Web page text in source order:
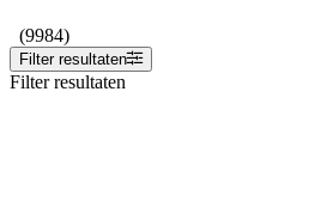
(9984)
Filter resultaten
Filter resultaten